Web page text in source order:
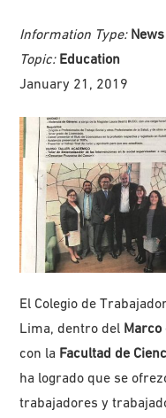
Information Type: News
Topic: Education
January 21, 2019
El Colegio de
Lima, dentro del Marco
con la Facultad de
ha logrado que se
trabajadores y